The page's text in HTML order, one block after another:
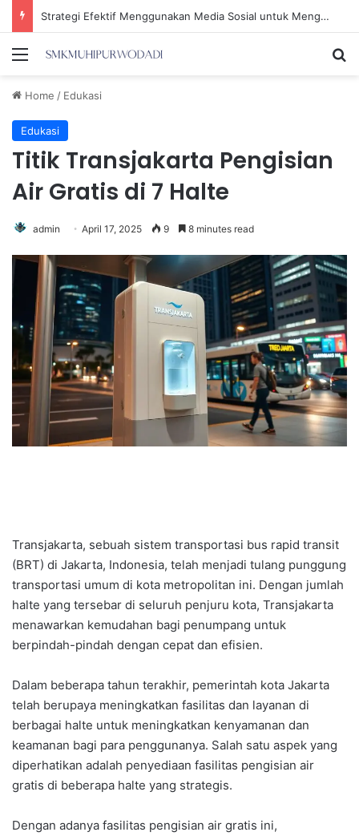
Strategi Efektif Menggunakan Media Sosial untuk Menghemat Waktu Berharga Anda
Menu
Home / Edukasi
Edukasi
Titik Transjakarta Pengisian
Air Gratis di 7 Halte
admin April 17, 2025 9 8 minutes read
Transjakarta, sebuah sistem transportasi bus rapid transit
(BRT) di Jakarta, Indonesia, telah menjadi tulang punggung
transportasi umum di kota metropolitan ini. Dengan jumlah
halte yang tersebar di seluruh penjuru kota, Transjakarta
menawarkan kemudahan bagi penumpang untuk
berpindah-pindah dengan cepat dan efisien.
Dalam beberapa tahun terakhir, pemerintah kota Jakarta
telah berupaya meningkatkan fasilitas dan layanan di
berbagai halte untuk meningkatkan kenyamanan dan
keamanan bagi para penggunanya. Salah satu aspek yang
diperhatikan adalah penyediaan fasilitas pengisian air
gratis di beberapa halte yang strategis.
Dengan adanya fasilitas pengisian air gratis ini,